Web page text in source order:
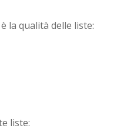
la qualità delle liste:
liste: